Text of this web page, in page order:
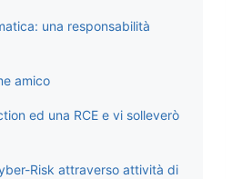
una responsabilità
amico
ed una RCE e vi solleverò
Risk attraverso attività di